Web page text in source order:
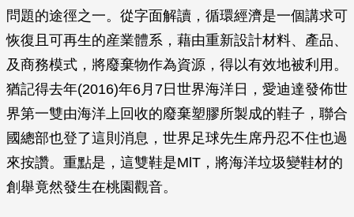
問題的途徑之一。從字面解讀，循環經濟是一個講求可
恢復且可再生的産業體系，藉由重新設計材料、產品、
及商務模式，將廢棄物作為資源，得以有效地被利用。
猶記得去年(2016)年6月7日世界海洋日，愛迪達發佈世
界第一雙由海洋上回收的廢棄塑膠所製成的鞋子，聯合
國總部也登了這則消息，世界足球先生席丹忍不住也過
來按讚。重點是，這雙鞋是MlT，將海洋垃圾變鞋材的
創舉竟然發生在桃園觀音。